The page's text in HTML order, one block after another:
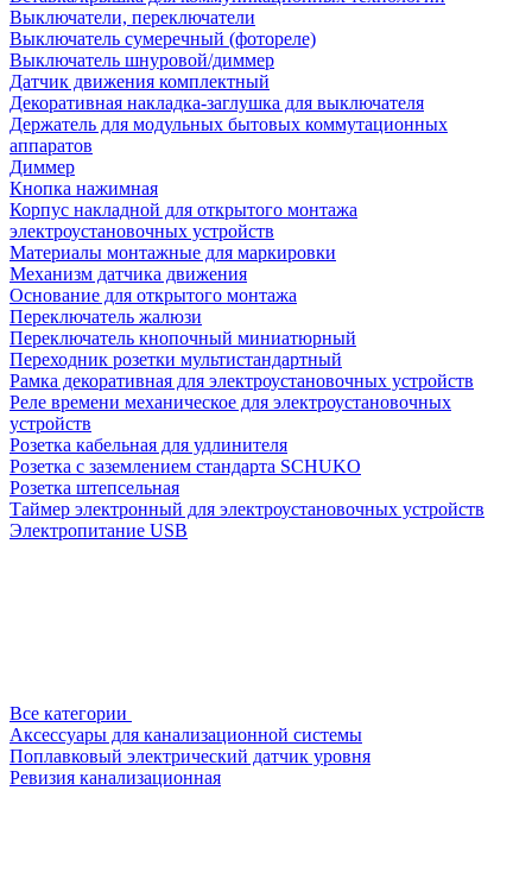
Выключатели, переключатели
Выключатель сумеречный (фотореле)
Выключатель шнуровой/диммер
Датчик движения комплектный
Декоративная накладка-заглушка для выключателя
Держатель для модульных бытовых коммутационных
аппаратов
Диммер
Кнопка нажимная
Корпус накладной для открытого монтажа
электроустановочных устройств
Материалы монтажные для маркировки
Механизм датчика движения
Основание для открытого монтажа
Переключатель жалюзи
Переключатель кнопочный миниатюрный
Переходник розетки мультистандартный
Рамка декоративная для электроустановочных устройств
Реле времени механическое для электроустановочных
устройств
Розетка кабельная для удлинителя
Розетка с заземлением стандарта SCHUKO
Розетка штепсельная
Таймер электронный для электроустановочных устройств
Электропитание USB
Все категории
Аксессуары для канализационной системы
Поплавковый электрический датчик уровня
Ревизия канализационная